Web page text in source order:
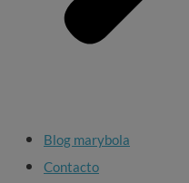
Blog marybola
Contacto